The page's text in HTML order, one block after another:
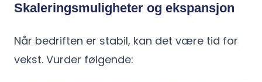
Skaleringsmuligheter og ekspansjon
Når bedriften er stabil, kan det være tid for
vekst. Vurder følgende: